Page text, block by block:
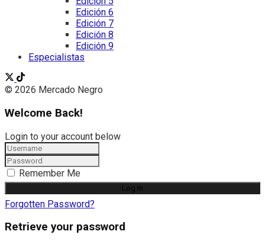
Edición 6
Edición 7
Edición 8
Edición 9
Especialistas
© 2026 Mercado Negro
Welcome Back!
Login to your account below
Remember Me
Forgotten Password?
Retrieve your password